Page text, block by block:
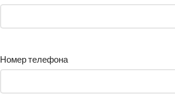
Номер телефона